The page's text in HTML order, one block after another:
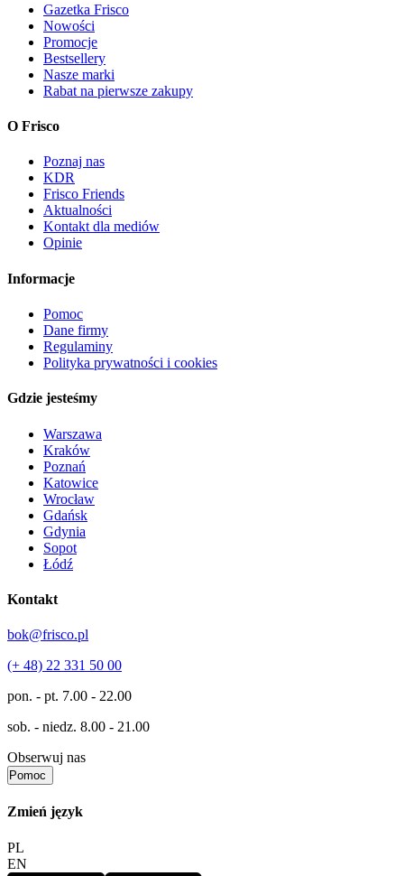
Gazetka Frisco
Nowości
Promocje
Bestsellery
Nasze marki
Rabat na pierwsze zakupy
O Frisco
Poznaj nas
KDR
Frisco Friends
Aktualności
Kontakt dla mediów
Opinie
Informacje
Pomoc
Dane firmy
Regulaminy
Polityka prywatności i cookies
Gdzie jesteśmy
Warszawa
Kraków
Poznań
Katowice
Wrocław
Gdańsk
Gdynia
Sopot
Łódź
Kontakt
bok@frisco.pl
(+ 48) 22 331 50 00
pon. - pt. 7.00 - 22.00
sob. - niedz. 8.00 - 21.00
Obserwuj nas
Pomoc
Zmień język
PL
EN